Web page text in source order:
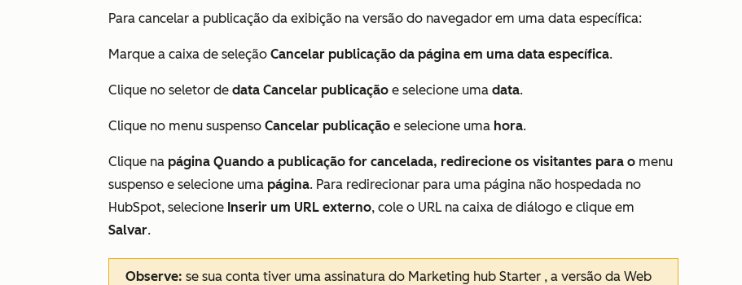
Para cancelar a publicação da exibição na versão do navegador em uma data específica:
Marque a caixa de seleção Cancelar publicação da página em uma data específica.
Clique no seletor de data Cancelar publicação e selecione uma data.
Clique no menu suspenso Cancelar publicação e selecione uma hora.
Clique na página Quando a publicação for cancelada, redirecione os visitantes para o menu
suspenso e selecione uma página. Para redirecionar para uma página não hospedada no
HubSpot, selecione Inserir um URL externo, cole o URL na caixa de diálogo e clique em
Salvar.
Observe: se sua conta tiver uma assinatura do Marketing hub Starter , a versão da Web